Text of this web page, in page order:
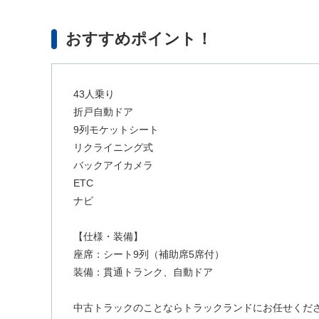
おすすめポイント！
43人乗り
折戸自動ドア
9列モケットシート
リクライニング式
バックアイカメラ
ETC
ナビ
【仕様・装備】
座席：シート9列（補助席5席付）
装備：貫通トランク、自動ドア
中古トラックのことならトラックランドにお任せくだ